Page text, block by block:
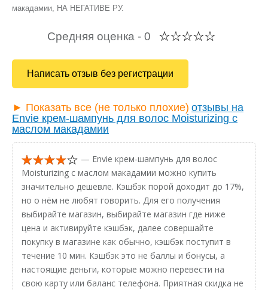
макадамии, НА НЕГАТИВЕ РУ.
Средняя оценка - 0
Написать отзыв без регистрации
► Показать все (не только плохие) отзывы на
Envie крем-шампунь для волос Moisturizing с
маслом макадамии
— Envie крем-шампунь для волос
Moisturizing с маслом макадамии можно купить
значительно дешевле. Кэшбэк порой доходит до 17%,
но о нём не любят говорить. Для его получения
выбирайте магазин, выбирайте магазин где ниже
цена и активируйте кэшбэк, далее совершайте
покупку в магазине как обычно, кэшбэк поступит в
течение 10 мин. Кэшбэк это не баллы и бонусы, а
настоящие деньги, которые можно перевести на
свою карту или баланс телефона. Приятная скидка не